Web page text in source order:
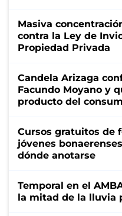
Masiva
contra la Ley de
Propiedad Privada
Candela Arizaga
Facundo Moyano y
producto del
Cursos gratuitos de
jóvenes
dónde anotarse
Temporal en el
la mitad de la lluvia